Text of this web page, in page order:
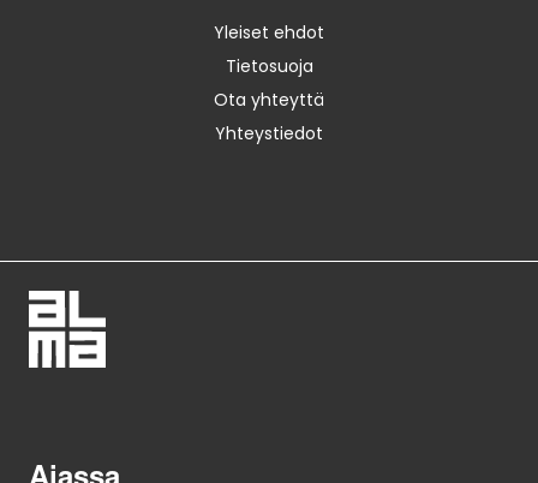
Yleiset ehdot
Tietosuoja
Ota yhteyttä
Yhteystiedot